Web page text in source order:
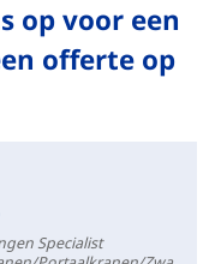
op voor een
offerte op
Specialist